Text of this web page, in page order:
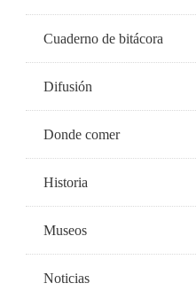
Cuaderno de bitácora
Difusión
Donde comer
Historia
Museos
Noticias